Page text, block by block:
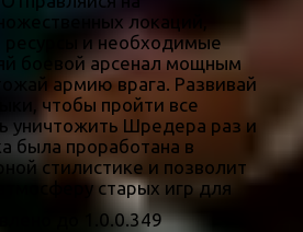
локаций,
и необходимые
боевой арсенал мощным
армию врага. Развивай
чтобы пройти все
уничтожить Шредера раз и
была проработана в
стилистике и позволит
старых игр для
до 1.0.0.349